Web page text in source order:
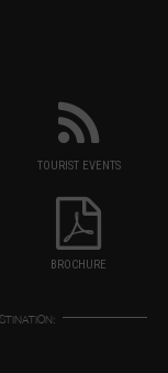
TOURIST EVENTS
BROCHURE